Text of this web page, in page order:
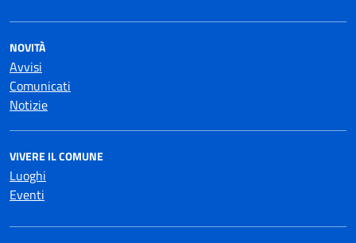
NOVITÀ
Avvisi
Comunicati
Notizie
VIVERE IL COMUNE
Luoghi
Eventi